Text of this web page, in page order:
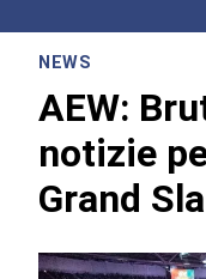
NEWS
AEW:
notizie
Grand